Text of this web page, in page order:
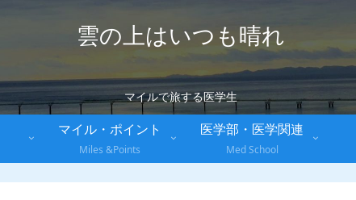
雲の上はいつも晴れ
マイルで旅する医学生
マイル・ポイント
Miles &Points
医学部・医学関連
Med School